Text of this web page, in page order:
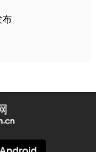
布